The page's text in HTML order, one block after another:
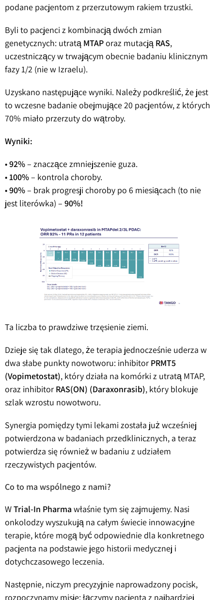
podane pacjentom z przerzutowym rakiem trzustki.
Byli to pacjenci z kombinacją dwóch zmian
genetycznych: utratą MTAPoraz mutacją RAS,
uczestniczący w trwającym obecnie badaniu klinicznym
fazy 1/2 (nie w Izraelu).
Uzyskano następujące wyniki. Należy podkreślić, że jest
to wczesne badanie obejmujące 20 pacjentów, z których
70% miało przerzuty do wątroby.
Wyniki:
•92%– znaczące zmniejszenie guza.
•100%– kontrola choroby.
•90%– brak progresji choroby po 6 miesiącach (to nie
jest literówka) – 90%!
Ta liczba to prawdziwe trzęsienie ziemi.
Dzieje się tak dlatego, że terapia jednocześnie uderza w
dwa słabe punkty nowotworu: inhibitor PRMT5
(Vopimetostat), który działa na komórki z utratą MTAP,
oraz inhibitor RAS(ON) (Daraxonrasib), który blokuje
szlak wzrostu nowotworu.
Synergia pomiędzy tymi lekami została już wcześniej
potwierdzona w badaniach przedklinicznych, a teraz
potwierdza się również w badaniu z udziałem
rzeczywistych pacjentów.
Co to ma wspólnego z nami?
WTrial-In Pharma właśnie tym się zajmujemy. Nasi
onkolodzy wyszukują na całym świecie innowacyjne
terapie, które mogą być odpowiednie dla konkretnego
pacjenta na podstawie jego historii medycznej i
dotychczasowego leczenia.
Następnie, niczym precyzyjnie naprowadzony pocisk,
rozpoczynamy misję: łączymy pacjenta z najbardziej